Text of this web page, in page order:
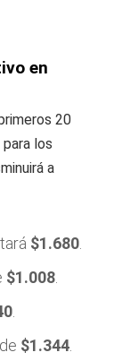
en
20
para los
a
$1.680
$1.008
$1.344